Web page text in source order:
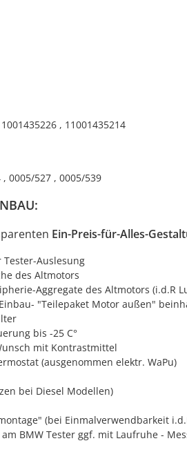
, 11001435214
0005/527 , 0005/539
Ein-Preis-für-Alles-
Auslesung
des Altmotors
Aggregate des Altmotors (i.d.R
"Teilepaket Motor außen"
bis -25 C°
mit Kontrastmittel
(ausgenommen elektr. WaPu)
bei Diesel Modellen)
(bei Einmalverwendbarkeit
BMW Tester ggf. mit Laufruhe -